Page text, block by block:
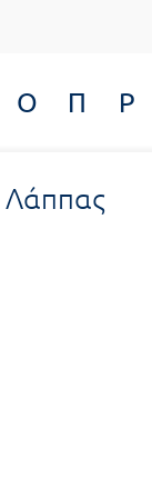
Ο Π Ρ
Λάππας